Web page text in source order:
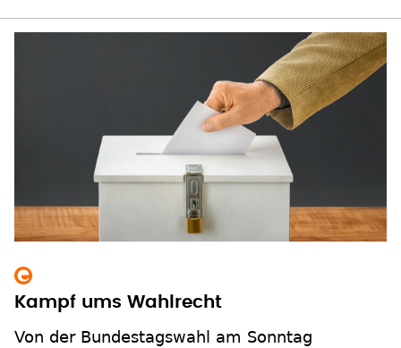
Kampf ums Wahlrecht
Von der Bundestagswahl am Sonntag